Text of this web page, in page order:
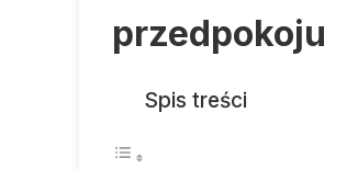
przedpokoju
Spis treści